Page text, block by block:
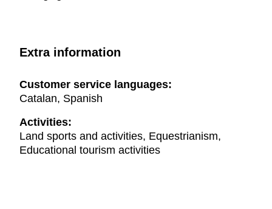
Extra information
Customer service languages:
Catalan, Spanish
Activities:
Land sports and activities, Equestrianism,
Educational tourism activities